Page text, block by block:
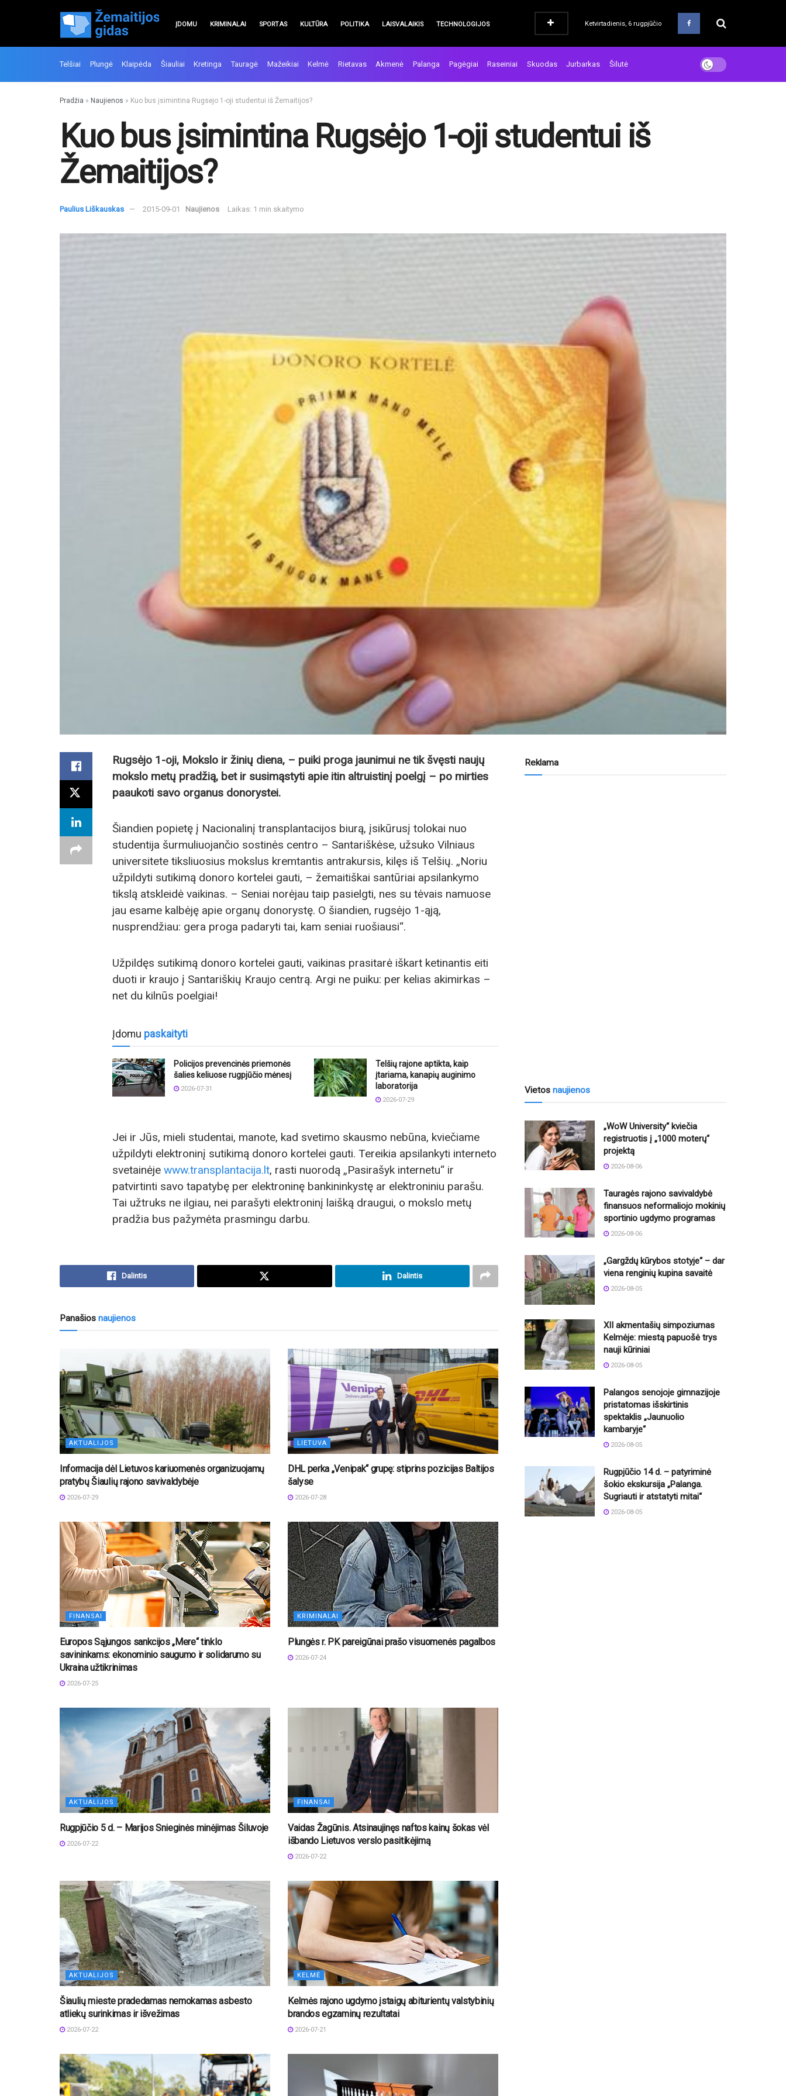
ĮDOMU KRIMINALAI SPORTAS KULTŪRA POLITIKA LAISVALAIKIS TECHNOLOGIJOS Ketvirtadienis, 6 rugpjūčio
Telšiai Plungė Klaipėda Šiauliai Kretinga Tauragė Mažeikiai Kelmė Rietavas Akmenė Palanga Pagėgiai Raseiniai Skuodas Jurbarkas Šilutė
Pradžia » Naujienos » Kuo bus įsimintina Rugsėjo 1-oji studentui iš Žemaitijos?
Kuo bus įsimintina Rugsėjo 1-oji studentui iš
Žemaitijos?
Paulius Liškauskas 2015-09-01 Naujienos Laikas: 1 min skaitymo
Rugsėjo 1-oji, Mokslo ir žinių diena, – puiki proga jaunimui ne tik švęsti naujų
mokslo metų pradžią, bet ir susimąstyti apie itin altruistinį poelgį – po mirties
paaukoti savo organus donorystei.
Šiandien popietę į Nacionalinį transplantacijos biurą, įsikūrusį tolokai nuo
studentija šurmuliuojančio sostinės centro – Santariškėse, užsuko Vilniaus
universitete tiksliuosius mokslus kremtantis antrakursis, kilęs iš Telšių. „Noriu
užpildyti sutikimą donoro kortelei gauti, – žemaitiškai santūriai apsilankymo
tikslą atskleidė vaikinas. – Seniai norėjau taip pasielgti, nes su tėvais namuose
jau esame kalbėję apie organų donorystę. O šiandien, rugsėjo 1-ąją,
nusprendžiau: gera proga padaryti tai, kam seniai ruošiausi“.
Užpildęs sutikimą donoro kortelei gauti, vaikinas prasitarė iškart ketinantis eiti
duoti ir kraujo į Santariškių Kraujo centrą. Argi ne puiku: per kelias akimirkas –
net du kilnūs poelgiai!
Įdomu paskaityti
Policijos prevencinės priemonės
šalies keliuose rugpjūčio mėnesį
2026-07-31
Telšių rajone aptikta, kaip
įtariama, kanapių auginimo
laboratorija
2026-07-29
Jei ir Jūs, mieli studentai, manote, kad svetimo skausmo nebūna, kviečiame
užpildyti elektroninį sutikimą donoro kortelei gauti. Tereikia apsilankyti interneto
svetainėje www.transplantacija.lt, rasti nuorodą „Pasirašyk internetu“ ir
patvirtinti savo tapatybę per elektroninę bankininkystę ar elektroniniu parašu.
Tai užtruks ne ilgiau, nei parašyti elektroninį laišką draugui, o mokslo metų
pradžia bus pažymėta prasmingu darbu.
Dalintis Dalintis
Panašios naujienos
AKTUALIJOS
Informacija dėl Lietuvos kariuomenės organizuojamų
pratybų Šiaulių rajono savivaldybėje
2026-07-29
LIETUVA
DHL perka „Venipak“ grupę: stiprins pozicijas Baltijos
šalyse
2026-07-28
FINANSAI
Europos Sąjungos sankcijos „Mere“ tinklo
savininkams: ekonominio saugumo ir solidarumo su
Ukraina užtikrinimas
2026-07-25
KRIMINALAI
Plungės r. PK pareigūnai prašo visuomenės pagalbos
2026-07-24
AKTUALIJOS
Rugpjūčio 5 d. – Marijos Snieginės minėjimas Šiluvoje
2026-07-22
FINANSAI
Vaidas Žagūnis. Atsinaujinęs naftos kainų šokas vėl
išbando Lietuvos verslo pasitikėjimą
2026-07-22
AKTUALIJOS
Šiaulių mieste pradedamas nemokamas asbesto
atliekų surinkimas ir išvežimas
2026-07-22
KELMĖ
Kelmės rajono ugdymo įstaigų abiturientų valstybinių
brandos egzaminų rezultatai
2026-07-21
Reklama
Vietos naujienos
„WoW University“ kviečia
registruotis į „1000 moterų“
projektą
2026-08-06
Tauragės rajono savivaldybė
finansuos neformaliojo mokinių
sportinio ugdymo programas
2026-08-06
„Gargždų kūrybos stotyje“ – dar
viena renginių kupina savaitė
2026-08-05
XII akmentašių simpoziumas
Kelmėje: miestą papuošė trys
nauji kūriniai
2026-08-05
Palangos senojoje gimnazijoje
pristatomas išskirtinis
spektaklis „Jaunuolio
kambaryje“
2026-08-05
Rugpjūčio 14 d. – patyriminė
šokio ekskursija „Palanga.
Sugriauti ir atstatyti mitai“
2026-08-05